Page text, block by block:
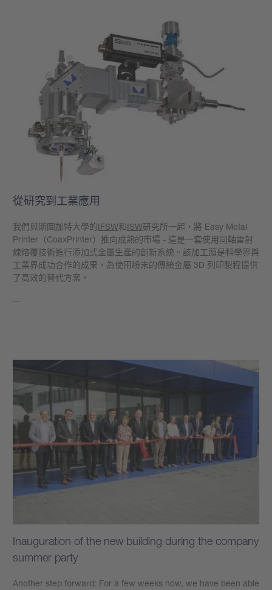
從研究到工業應用
我們與斯圖加特大學的IFSW和ISW研究所一起，將 Easy Metal
Printer（CoaxPrinter）推向成熟的市場 - 這是一套使用同軸雷射
線熔覆技術進行添加式金屬生產的創新系統。該加工頭是科學界與
工業界成功合作的成果，為使用粉末的傳統金屬 3D 列印製程提供
了高效的替代方案。
…
Inauguration of the new building during the company
summer party
Another step forward: For a few weeks now, we have been able